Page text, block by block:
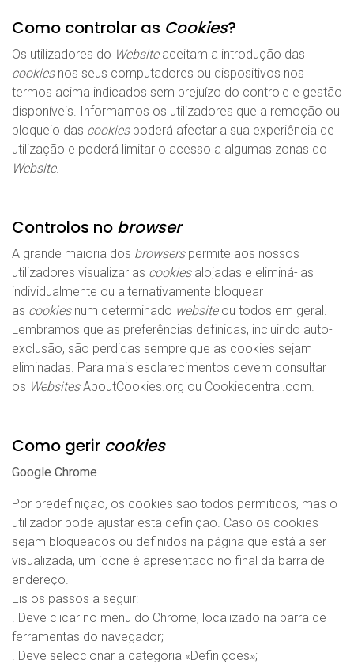
Como controlar as Cookies?
Os utilizadores do Website aceitam a introdução das
cookies nos seus computadores ou dispositivos nos
termos acima indicados sem prejuízo do controle e gestão
disponíveis. Informamos os utilizadores que a remoção ou
bloqueio das cookies poderá afectar a sua experiência de
utilização e poderá limitar o acesso a algumas zonas do
Website.
Controlos no browser
A grande maioria dos browsers permite aos nossos
utilizadores visualizar as cookies alojadas e eliminá-las
individualmente ou alternativamente bloquear
as cookies num determinado website ou todos em geral.
Lembramos que as preferências definidas, incluindo auto-
exclusão, são perdidas sempre que as cookies sejam
eliminadas. Para mais esclarecimentos devem consultar
os WebsitesAboutCookies.org ou Cookiecentral.com.
Como gerir cookies
Google Chrome
Por predefinição, os cookies são todos permitidos, mas o
utilizador pode ajustar esta definição. Caso os cookies
sejam bloqueados ou definidos na página que está a ser
visualizada, um ícone é apresentado no final da barra de
endereço.
Eis os passos a seguir:
. Deve clicar no menu do Chrome, localizado na barra de
ferramentas do navegador;
. Deve seleccionar a categoria «Definições»;